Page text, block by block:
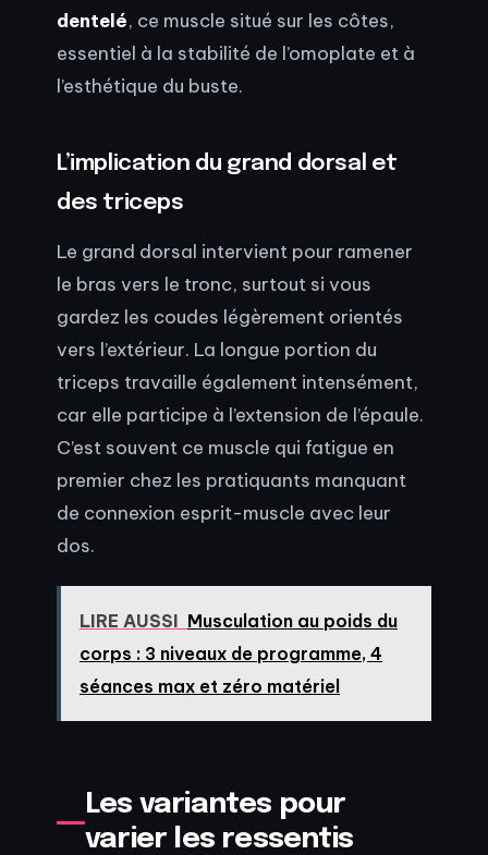
dentelé, ce muscle situé sur les côtes,
essentiel à la stabilité de l’omoplate et à
l’esthétique du buste.
L’implication du grand dorsal et
des triceps
Le grand dorsal intervient pour ramener
le bras vers le tronc, surtout si vous
gardez les coudes légèrement orientés
vers l’extérieur. La longue portion du
triceps travaille également intensément,
car elle participe à l’extension de l’épaule.
C’est souvent ce muscle qui fatigue en
premier chez les pratiquants manquant
de connexion esprit-muscle avec leur
dos.
LIRE AUSSI Musculation au poids du
corps : 3 niveaux de programme, 4
séances max et zéro matériel
Les variantes pour
varier les ressentis